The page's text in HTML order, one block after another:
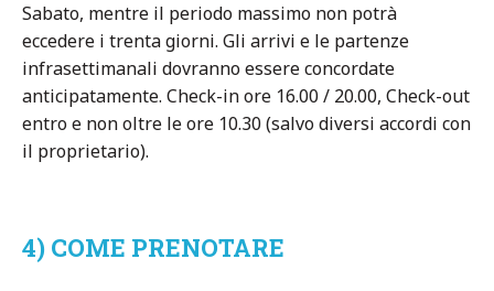
Sabato, mentre il periodo massimo non potrà
eccedere i trenta giorni. Gli arrivi e le partenze
infrasettimanali dovranno essere concordate
anticipatamente. Check-in ore 16.00 / 20.00, Check-out
entro e non oltre le ore 10.30 (salvo diversi accordi con
il proprietario).
4) COME PRENOTARE